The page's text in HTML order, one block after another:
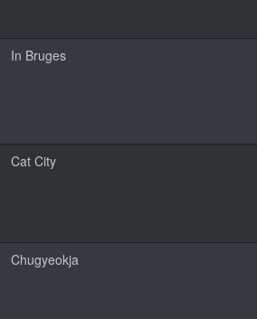
In Bruges
Cat City
Chugyeokja